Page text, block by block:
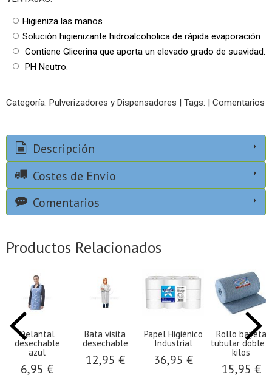
Higieniza las manos
Solución higienizante hidroalcoholica de rápida evaporación
Contiene Glicerina que aporta un elevado grado de suavidad.
PH Neutro.
Categoría: Pulverizadores y Dispensadores | Tags: | Comentarios
Descripción
Costes de Envío
Comentarios
Productos Relacionados
Delantal
desechable
azul
6,95 €
Bata visita
desechable
12,95 €
Papel Higiénico
Industrial
36,95 €
Rollo bayeta
tubular doble 3
kilos
15,95 €